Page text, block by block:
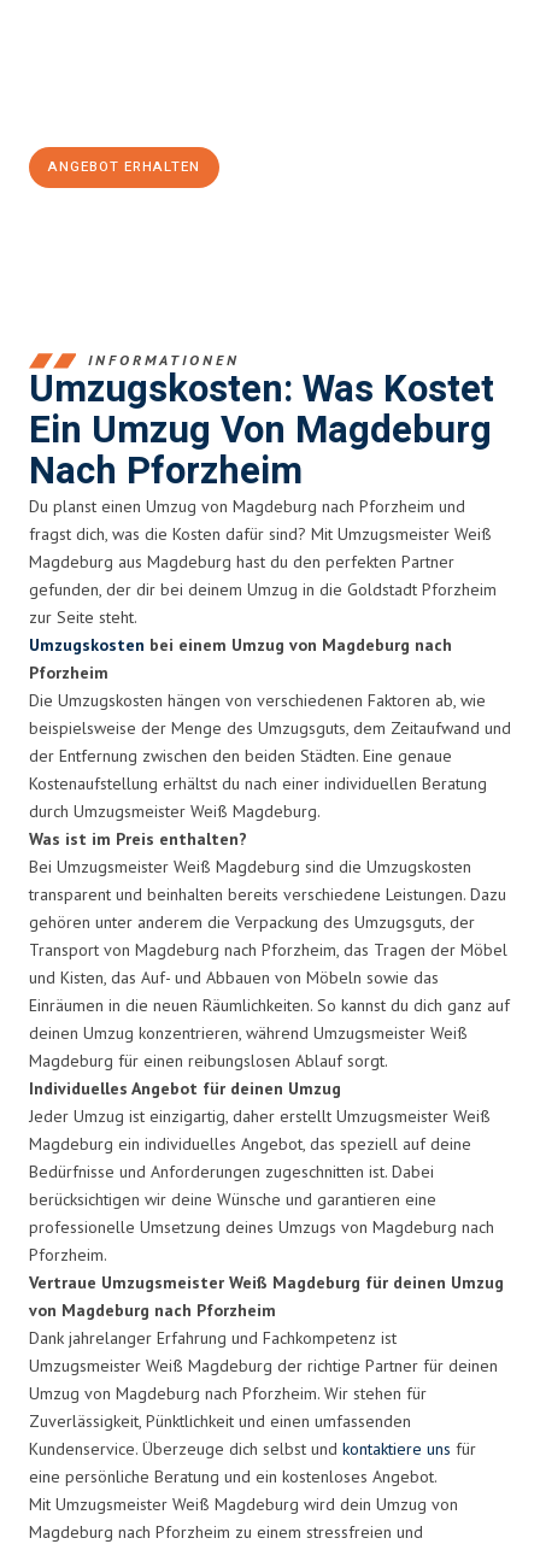
ANGEBOT ERHALTEN
INFORMATIONEN
Umzugskosten: Was Kostet
Ein Umzug Von Magdeburg
Nach Pforzheim
Du planst einen Umzug von Magdeburg nach Pforzheim und
fragst dich, was die Kosten dafür sind? Mit Umzugsmeister Weiß
Magdeburg aus Magdeburg hast du den perfekten Partner
gefunden, der dir bei deinem Umzug in die Goldstadt Pforzheim
zur Seite steht.
Umzugskosten bei einem Umzug von Magdeburg nach
Pforzheim
Die Umzugskosten hängen von verschiedenen Faktoren ab, wie
beispielsweise der Menge des Umzugsguts, dem Zeitaufwand und
der Entfernung zwischen den beiden Städten. Eine genaue
Kostenaufstellung erhältst du nach einer individuellen Beratung
durch Umzugsmeister Weiß Magdeburg.
Was ist im Preis enthalten?
Bei Umzugsmeister Weiß Magdeburg sind die Umzugskosten
transparent und beinhalten bereits verschiedene Leistungen. Dazu
gehören unter anderem die Verpackung des Umzugsguts, der
Transport von Magdeburg nach Pforzheim, das Tragen der Möbel
und Kisten, das Auf- und Abbauen von Möbeln sowie das
Einräumen in die neuen Räumlichkeiten. So kannst du dich ganz auf
deinen Umzug konzentrieren, während Umzugsmeister Weiß
Magdeburg für einen reibungslosen Ablauf sorgt.
Individuelles Angebot für deinen Umzug
Jeder Umzug ist einzigartig, daher erstellt Umzugsmeister Weiß
Magdeburg ein individuelles Angebot, das speziell auf deine
Bedürfnisse und Anforderungen zugeschnitten ist. Dabei
berücksichtigen wir deine Wünsche und garantieren eine
professionelle Umsetzung deines Umzugs von Magdeburg nach
Pforzheim.
Vertraue Umzugsmeister Weiß Magdeburg für deinen Umzug
von Magdeburg nach Pforzheim
Dank jahrelanger Erfahrung und Fachkompetenz ist
Umzugsmeister Weiß Magdeburg der richtige Partner für deinen
Umzug von Magdeburg nach Pforzheim. Wir stehen für
Zuverlässigkeit, Pünktlichkeit und einen umfassenden
Kundenservice. Überzeuge dich selbst und kontaktiere uns für
eine persönliche Beratung und ein kostenloses Angebot.
Mit Umzugsmeister Weiß Magdeburg wird dein Umzug von
Magdeburg nach Pforzheim zu einem stressfreien und